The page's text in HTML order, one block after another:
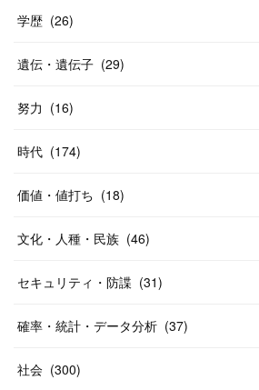
学歴 (26)
遺伝・遺伝子 (29)
努力 (16)
時代 (174)
価値・値打ち (18)
文化・人種・民族 (46)
セキュリティ・防諜 (31)
確率・統計・データ分析 (37)
社会 (300)